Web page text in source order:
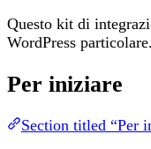
Questo kit di
WordPress particolare.
Per iniziare
Section titled “Per